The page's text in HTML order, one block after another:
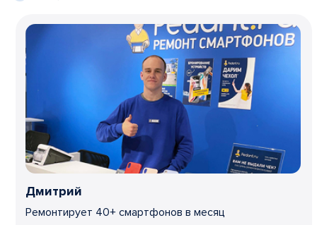
Дмитрий
Ремонтирует 40+ смартфонов в месяц